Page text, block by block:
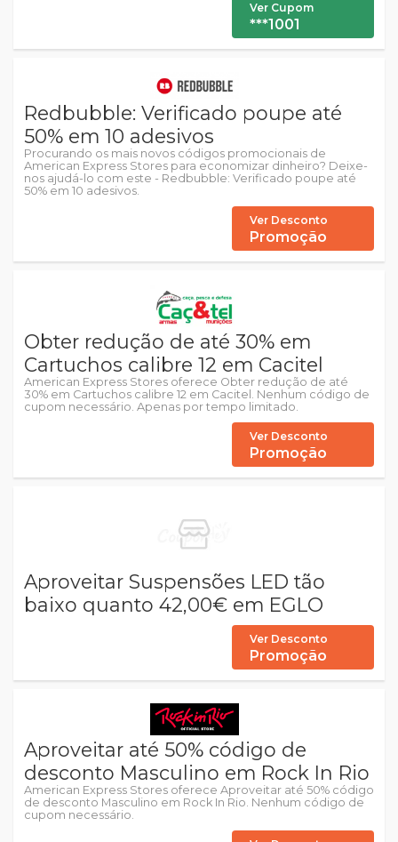
Ver Cupom
***1001
Redbubble: Verificado poupe até
50% em 10 adesivos
Procurando os mais novos códigos promocionais de
American Express Stores para economizar dinheiro? Deixe-
nos ajudá-lo com este - Redbubble: Verificado poupe até
50% em 10 adesivos.
Ver Desconto
Promoção
Obter redução de até 30% em
Cartuchos calibre 12 em Cacitel
American Express Stores oferece Obter redução de até
30% em Cartuchos calibre 12 em Cacitel. Nenhum código de
cupom necessário. Apenas por tempo limitado.
Ver Desconto
Promoção
Aproveitar Suspensões LED tão
baixo quanto 42,00€ em EGLO
Ver Desconto
Promoção
Aproveitar até 50% código de
desconto Masculino em Rock In Rio
American Express Stores oferece Aproveitar até 50% código
de desconto Masculino em Rock In Rio. Nenhum código de
cupom necessário.